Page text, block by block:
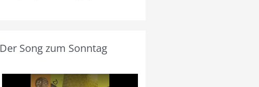
Der Song zum Sonntag